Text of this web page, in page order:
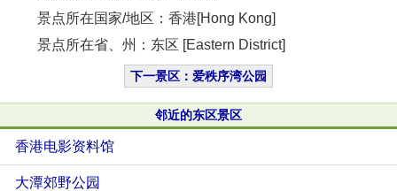
景点所在国家/地区：香港[Hong Kong]
景点所在省、州：东区 [Eastern District]
下一景区：爱秩序湾公园
邻近的东区景区
香港电影资料馆
大潭郊野公园